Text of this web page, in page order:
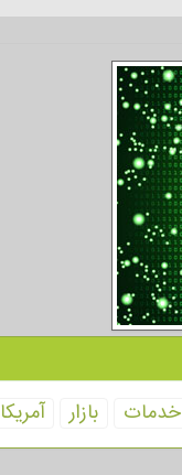
خدمات بازار آمریكا